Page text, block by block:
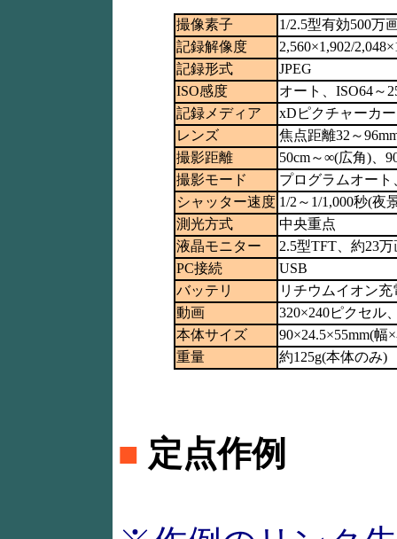
撮像素子
1/2.5型有効500万
記録解像度
2,560×1,902/
記録形式
JPEG
ISO感度
オート、ISO64～
記録メディア
xDピクチャーカ
レンズ
焦点距離32～
撮影距離
50cm～∞(広角)、
撮影モード
プログラムオート
シャッター速度 1/2～1/1,000秒(夜
測光方式
中央重点
液晶モニター
2.5型TFT、約23万
PC接続
USB
バッテリ
リチウムイオン
動画
320×240ピクセル
本体サイズ
90×24.5×55mm(幅
重量
約125g(本体のみ)
■ 定点作例